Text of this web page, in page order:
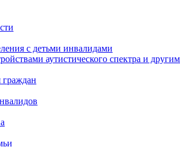
с детьми инвалидами
аутистического спектра и